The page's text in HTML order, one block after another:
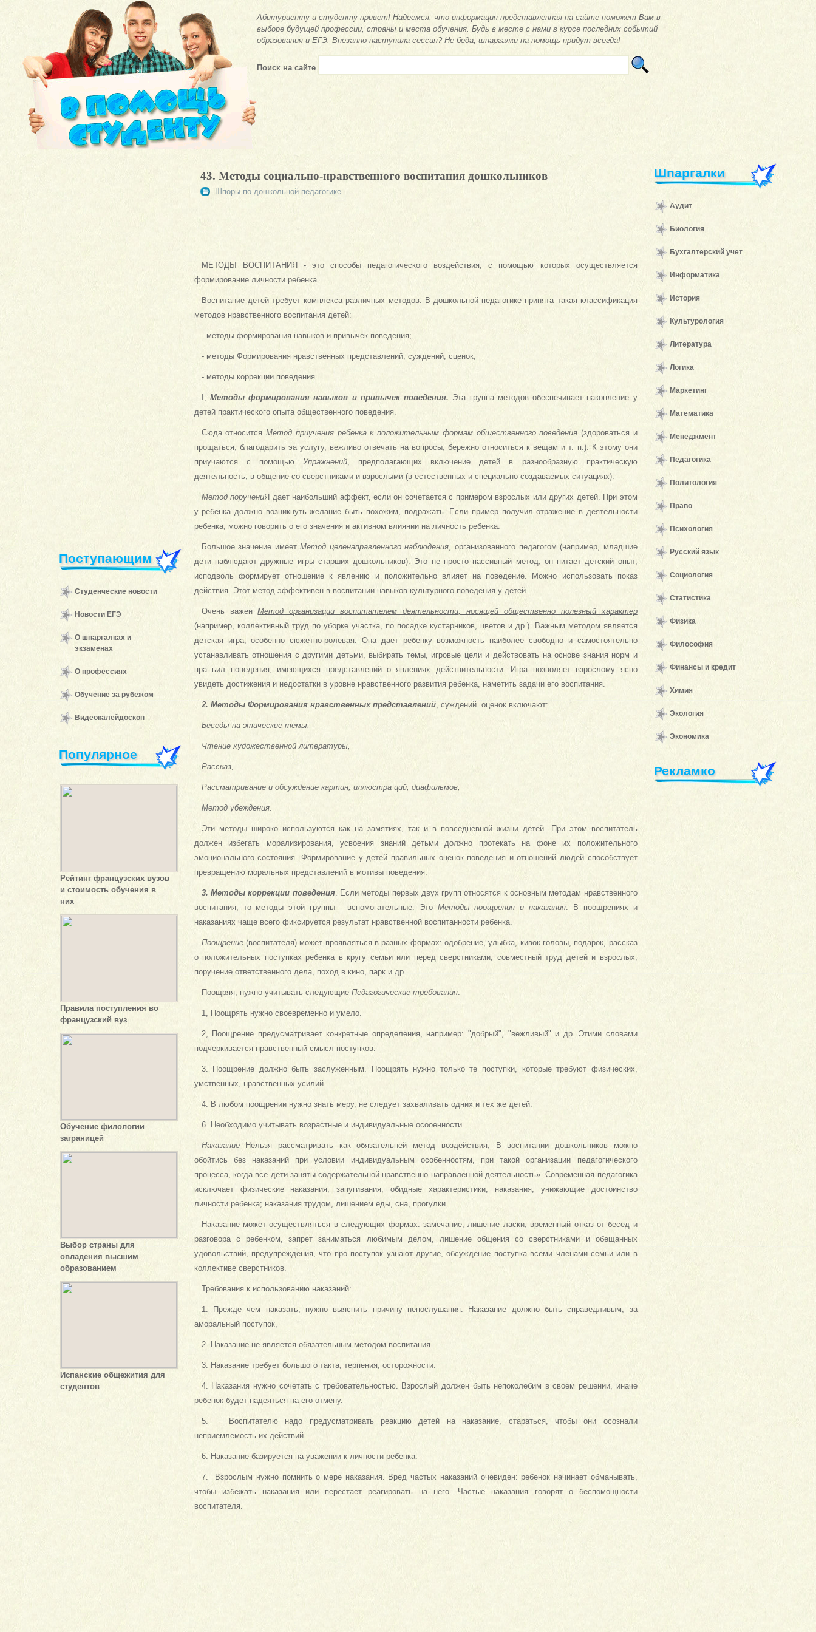
Абитуриенту и студенту привет! Надеемся, что информация представленная на сайте поможет Вам в
выборе будущей профессии, страны и места обучения. Будь в месте с нами в курсе последних событий
образования и ЕГЭ. Внезапно наступила сессия? Не беда, шпаргалки на помощь придут всегда!
Поиск на сайте
Поступающим
Студенческие новости
Новости ЕГЭ
О шпаргалках и
экзаменах
О профессиях
Обучение за рубежом
Видеокалейдоскоп
Популярное
Рейтинг французских вузов
и стоимость обучения в
них
Правила поступления во
французский вуз
Обучение филологии
заграницей
Выбор страны для
овладения высшим
образованием
Испанские общежития для
студентов
43. Методы социально-нравственного воспитания дошкольников
Шпоры по дошкольной педагогике
МЕТОДЫ ВОСПИТАНИЯ - это способы педагогического воздействия, с помощью которых осуществляется
формирование личности ребенка.
Воспитание детей требует комплекса различных методов. В дошкольной педагогике принята такая классификация
методов нравственного воспитания детей:
- методы формирования навыков и привычек поведения;
- методы Формирования нравственных представлений, суждений, сценок;
- методы коррекции поведения.
I, Методы формирования навыков и привычек поведения. Эта группа методов обеспечивает накопление у
детей практического опыта общественного поведения.
Сюда относитсяМетод приучения ребенка к положительным формам общественного поведения (здороваться и
прощаться, благодарить эа услугу, вежливо отвечать на вопросы, бережно относиться к вещам и т. п.). К этому они
приучаются с помощьюУпражнений, предполагающих включение детей в разнообразную практическую
деятельность, в общение со сверстниками и взрослыми (в естественных и специально создаваемых ситуациях).
Метод поручениЯ дает наибольший аффект, если он сочетается с примером взрослых или других детей. При этом
у ребенка должно возникнуть желание быть похожим, подражать. Если пример получил отражение в деятельности
ребенка, можно говорить о его значения и активном влиянии на личность ребенка.
Большое значение имеетМетод целенаправленного наблюдения, организованного педагогом (например, младшие
дети наблюдают дружные игры старших дошкольников). Это не просто пассивный метод, он питает детский опыт,
исподволь формирует отношение к явлению и положительно влияет на поведение. Можно использовать показ
действия. Этот метод эффективен в воспитании навыков культурного поведения у детей.
Очень важенМетод организации воспитателем деятельности, носящей общественно полезный характер
(например, коллективный труд по уборке участка, по посадке кустарников, цветов и др.). Важным методом является
детская игра, особенно сюжетно-ролевая. Она дает ребенку возможность наиболее свободно и самостоятельно
устанавливать отношения с другими детьми, выбирать темы, игровые цели и действовать на основе знания норм и
пра ьил поведения, имеющихся представлений о явлениях действительности. Игра позволяет взрослому ясно
увидеть достижения и недостатки в уровне нравственного развития ребенка, наметить задачи его воспитания.
2. Методы Формирования нравственных представлений, суждений. оценок включают:
Беседы на этические темы,
Чтение художественной литературы,
Рассказ,
Рассматривание и обсуждение картин, иллюстра ций, диафильмов;
Метод убеждения.
Эти методы широко используются как на замятиях, так и в повседневной жизни детей. При этом воспитатель
должен избегать морализирования, усвоения знаний детьми должно протекать на фоне их положительного
эмоционального состояния. Формирование у детей правильных оценок поведения и отношений людей способствует
превращению моральных представлений в мотивы поведения.
3. Методы коррекции поведения. Если методы первых двух групп относятся к основным методам нравственного
воспитания, то методы этой группы - вспомогательные. Это Методы поощрения и наказания. В поощрениях и
наказаниях чаще всего фиксируется результат нравственной воспитанности ребенка.
Поощрение(воспитателя) может проявляться в разных формах: одобрение, улыбка, кивок головы, подарок, рассказ
о положительных поступках ребенка в кругу семьи или перед сверстниками, совместный труд детей и взрослых,
поручение ответственного дела, поход в кино, парк и др.
Поощряя, нужно учитывать следующие Педагогические требования:
1, Поощрять нужно своевременно и умело.
2, Поощрение предусматривает конкретные определения, например: "добрый", "вежливый" и др. Этими словами
подчеркивается нравственный смысл поступков.
3. Поощрение должно быть заслуженным. Поощрять нужно только те поступки, которые требуют физических,
умственных, нравственных усилий.
4. В любом поощрении нужно знать меру, не следует захваливать одних и тех же детей.
6. Необходимо учитывать возрастные и индивидуальные осооенности.
Наказание
Нельзя рассматривать как обязательней метод воздействия, В воспитании дошкольников можно
обойтись без наказаний при условии индивидуальным особенностям, при такой организации педагогического
процесса, когда все дети заняты содержательной нравственно направленной деятельность». Современная педагогика
исключает физические наказания, запугивания, обидные характеристики; наказания, унижающие достоинство
личности ребенка; наказания трудом, лишением еды, сна, прогулки.
Наказание может осуществляться в следующих формах: замечание, лишение ласки, временный отказ от бесед и
разговора с ребенком, запрет заниматься любимым делом, лишение общения со сверстниками и обещанных
удовольствий, предупреждения, что про поступок узнают другие, обсуждение поступка всеми членами семьи или в
коллективе сверстников.
Требования к использованию наказаний:
1. Прежде чем наказать, нужно выяснить причину непослушания. Наказание должно быть справедливым, за
аморальный поступок,
2. Наказание не является обязательным методом воспитания.
3. Наказание требует большого такта, терпения, осторожности.
4. Наказания нужно сочетать с требовательностью. Взрослый должен быть непоколебим в своем решении, иначе
ребенок будет надеяться на его отмену.
5. Воспитателю надо предусматривать реакцию детей на наказание, стараться, чтобы они осознали
неприемлемость их действий.
6. Наказание базируется на уважении к личности ребенка.
7. Взрослым нужно помнить о мере наказания. Вред частых наказаний очевиден: ребенок начинает обманывать,
чтобы избежать наказания или перестает реагировать на него. Частые наказания говорят о беспомощности
воспитателя.
Шпаргалки
Аудит
Биология
Бухгалтерский учет
Информатика
История
Культурология
Литература
Логика
Маркетинг
Математика
Менеджмент
Педагогика
Политология
Право
Психология
Русский язык
Социология
Статистика
Физика
Философия
Финансы и кредит
Химия
Экология
Экономика
Рекламко